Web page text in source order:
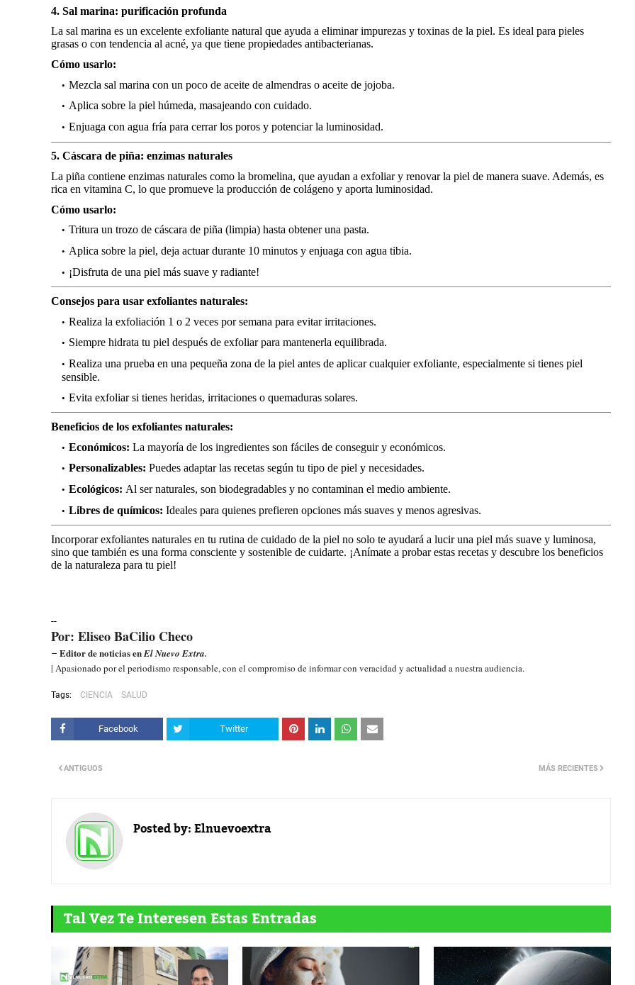
4. Sal marina: purificación profunda
La sal marina es un excelente exfoliante natural que ayuda a eliminar impurezas y toxinas de la piel. Es ideal para pieles
grasas o con tendencia al acné, ya que tiene propiedades antibacterianas.
Cómo usarlo:
Mezcla sal marina con un poco de aceite de almendras o aceite de jojoba.
Aplica sobre la piel húmeda, masajeando con cuidado.
Enjuaga con agua fría para cerrar los poros y potenciar la luminosidad.
5. Cáscara de piña: enzimas naturales
La piña contiene enzimas naturales como la bromelina, que ayudan a exfoliar y renovar la piel de manera suave. Además, es
rica en vitamina C, lo que promueve la producción de colágeno y aporta luminosidad.
Cómo usarlo:
Tritura un trozo de cáscara de piña (limpia) hasta obtener una pasta.
Aplica sobre la piel, deja actuar durante 10 minutos y enjuaga con agua tibia.
¡Disfruta de una piel más suave y radiante!
Consejos para usar exfoliantes naturales:
Realiza la exfoliación 1 o 2 veces por semana para evitar irritaciones.
Siempre hidrata tu piel después de exfoliar para mantenerla equilibrada.
Realiza una prueba en una pequeña zona de la piel antes de aplicar cualquier exfoliante, especialmente si tienes piel
sensible.
Evita exfoliar si tienes heridas, irritaciones o quemaduras solares.
Beneficios de los exfoliantes naturales:
Económicos: La mayoría de los ingredientes son fáciles de conseguir y económicos.
Personalizables: Puedes adaptar las recetas según tu tipo de piel y necesidades.
Ecológicos: Al ser naturales, son biodegradables y no contaminan el medio ambiente.
Libres de químicos: Ideales para quienes prefieren opciones más suaves y menos agresivas.
Incorporar exfoliantes naturales en tu rutina de cuidado de la piel no solo te ayudará a lucir una piel más suave y luminosa,
sino que también es una forma consciente y sostenible de cuidarte. ¡Anímate a probar estas recetas y descubre los beneficios
de la naturaleza para tu piel!
--
Por: Eliseo BaCilio Checo
– Editor de noticias enEl Nuevo Extra.
| Apasionado por el periodismo responsable, con el compromiso de informar con veracidad y actualidad a nuestra audiencia.
Tags: CIENCIA SALUD
Facebook Twitter
MÁS RECIENTES
ANTIGUOS
Posted by:Elnuevoextra
Tal Vez Te Interesen Estas Entradas